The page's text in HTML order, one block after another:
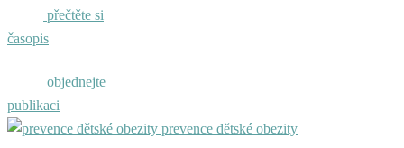
přečtěte si
časopis
objednejte
publikaci
prevence dětské obezity